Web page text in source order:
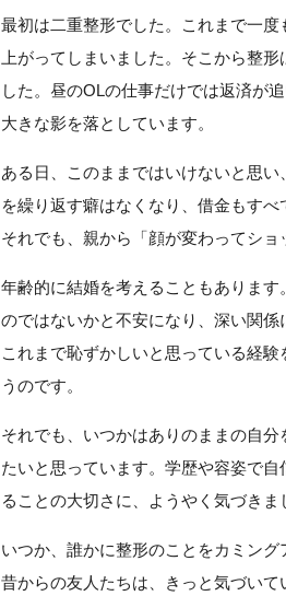
最初は二重整形でした。これまで一
上がってしまいました。そこから整
した。昼のOLの仕事だけでは返済が
大きな影を落としています。
ある日、このままではいけないと思
を繰り返す癖はなくなり、借金もすべ
それでも、親から「顔が変わってショ
年齢的に結婚を考えることもありま
のではないかと不安になり、深い関係
これまで恥ずかしいと思っている経
うのです。
それでも、いつかはありのままの自
たいと思っています。学歴や容姿で
ることの大切さに、ようやく気づきま
いつか、誰かに整形のことをカミング
昔からの友人たちは、きっと気づい